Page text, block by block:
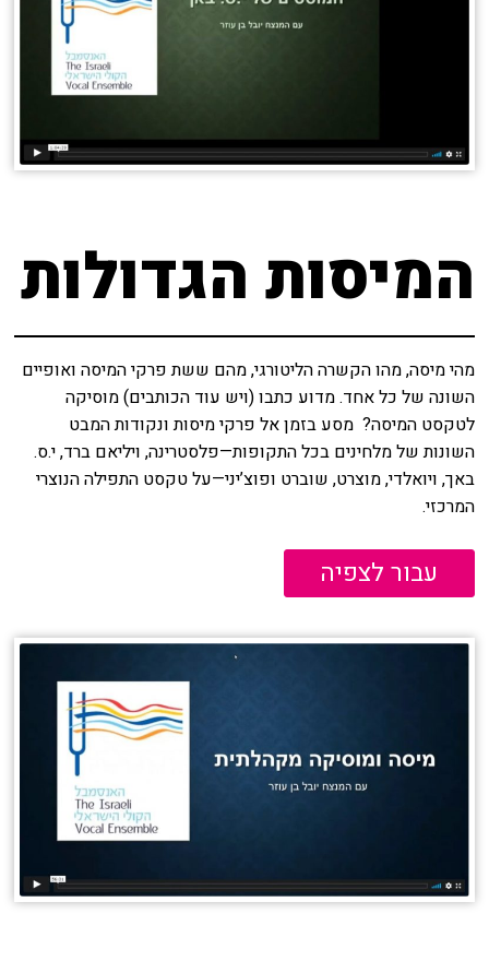
המיסות הגדולות
מהי מיסה, מהו הקשרה הליטורגי, מהם ששת פרקי המיסה ואופיים
השונה של כל אחד. מדוע כתבו (ויש עוד הכותבים) מוסיקה
לטקסט המיסה? מסע בזמן אל פרקי מיסות ונקודות המבט
השונות של מלחינים בכל התקופות—פלסטרינה, ויליאם ברד, י.ס.
באך, ויואלדי, מוצרט, שוברט ופוצ’יני—על טקסט התפילה הנוצרי
המרכזי.
עבור לצפיה